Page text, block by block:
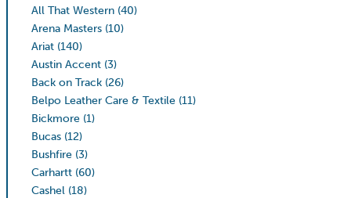
All That Western (40)
Arena Masters (10)
Ariat (140)
Austin Accent (3)
Back on Track (26)
Belpo Leather Care & Textile (11)
Bickmore (1)
Bucas (12)
Bushfire (3)
Carhartt (60)
Cashel (18)